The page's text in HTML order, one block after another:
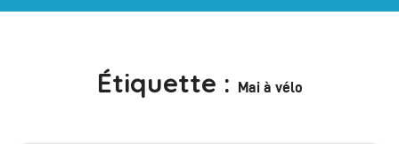
Étiquette : Mai à vélo